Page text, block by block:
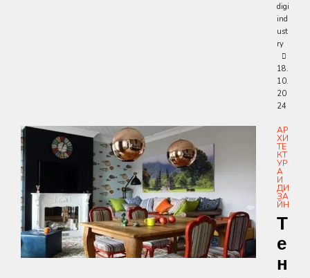
digi
ind
ust
ry
18.
10.
20
24
АР
ХИ
ТЕ
КТ
УР
А
И
ДИ
ЗА
ЙН
Т
Е
Н